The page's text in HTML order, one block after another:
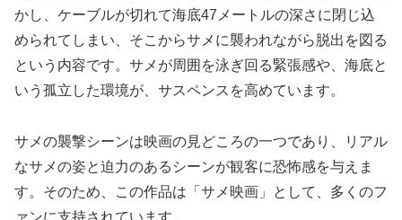
かし、ケーブルが切れて海底47メートルの深さに閉じ込
められてしまい、そこからサメに襲われながら脱出を図る
という内容です。サメが周囲を泳ぎ回る緊張感や、海底と
いう孤立した環境が、サスペンスを高めています。
サメの襲撃シーンは映画の見どころの一つであり、リアル
なサメの姿と迫力のあるシーンが観客に恐怖感を与えま
す。そのため、この作品は「サメ映画」として、多くのフ
ァンに支持されています。